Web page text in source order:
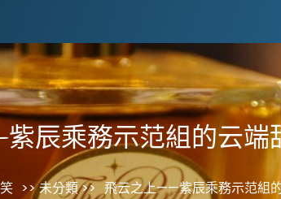
辰乘務示范組的云端
>> 未分類 >> 飛云之上——紫辰乘務示范組